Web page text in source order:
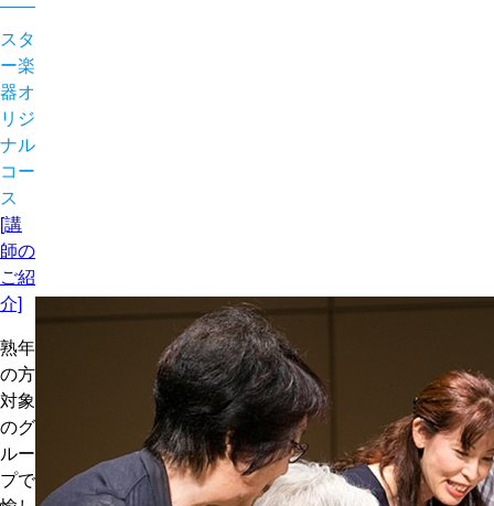
スタ
ー楽
器オ
リジ
ナル
コー
ス
[講
師の
ご紹
介]
熟年
の方
対象
のグ
ルー
プで